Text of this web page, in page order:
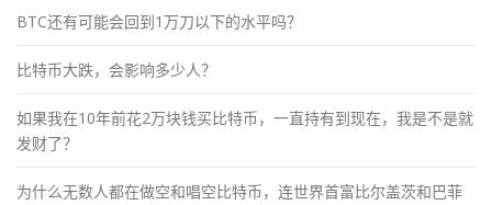
BTC还有可能会回到1万刀以下的水平吗？
比特币大跌，会影响多少人？
如果我在10年前花2万块钱买比特币，一直持有到现在，我是不是就
发财了？
为什么无数人都在做空和唱空比特币，连世界首富比尔盖茨和巴菲